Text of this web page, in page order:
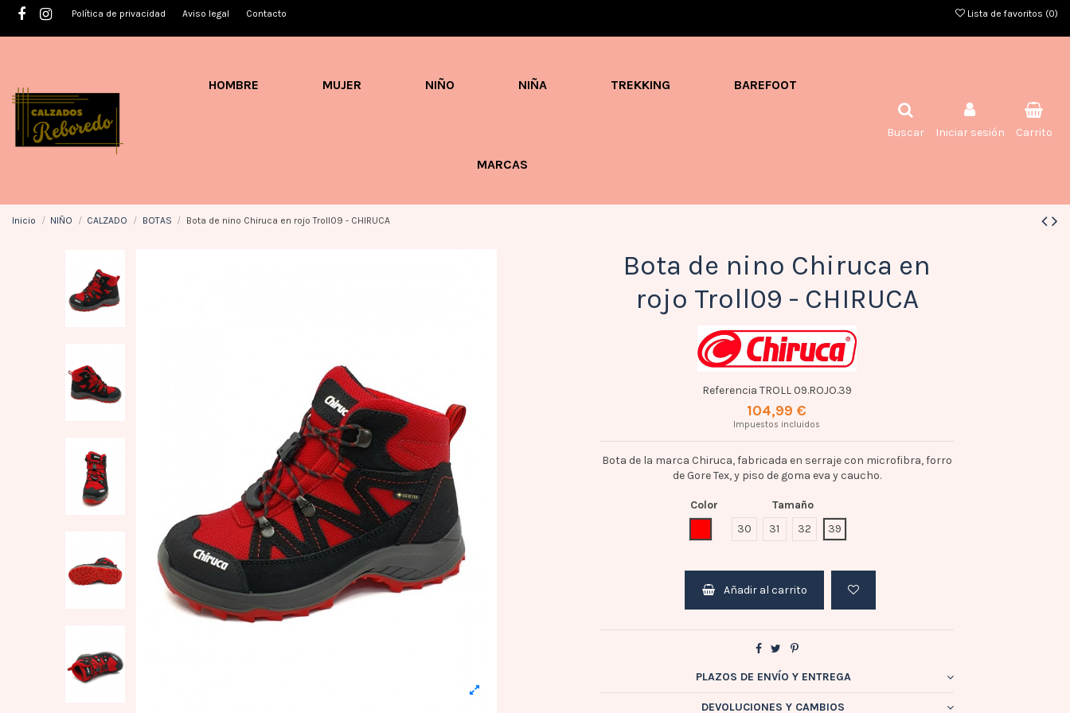
Política de privacidad Aviso legal Contacto Lista de favoritos (0)
HOMBRE MUJER NIÑO NIÑA TREKKING BAREFOOT
MARCAS
Buscar Iniciar sesión Carrito
Inicio NIÑO CALZADO BOTAS Bota de nino Chiruca en rojo Troll09 - CHIRUCA
Bota de nino Chiruca en
rojo Troll09 - CHIRUCA
Referencia TROLL 09.ROJO.39
104,99 €
Impuestos incluidos
Bota de la marca Chiruca, fabricada en serraje con microfibra, forro
de Gore Tex, y piso de goma eva y caucho.
Color
Tamaño
30
31 32 39
Añadir al carrito
PLAZOS DE ENVÍO Y ENTREGA
DEVOLUCIONES Y CAMBIOS